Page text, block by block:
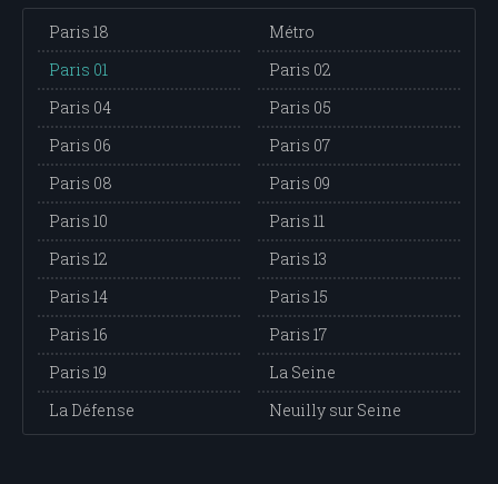
Paris 18
Métro
Paris 01
Paris 02
Paris 04
Paris 05
Paris 06
Paris 07
Paris 08
Paris 09
Paris 10
Paris 11
Paris 12
Paris 13
Paris 14
Paris 15
Paris 16
Paris 17
Paris 19
La Seine
La Défense
Neuilly sur Seine